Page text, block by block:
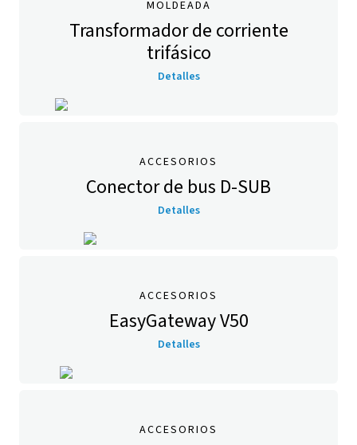
MOLDEADA
Transformador de corriente
trifásico
Detalles
ACCESORIOS
Conector de bus D-SUB
Detalles
ACCESORIOS
EasyGateway V50
Detalles
ACCESORIOS